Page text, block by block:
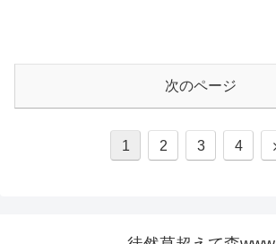
次のページ
1 2 3 4